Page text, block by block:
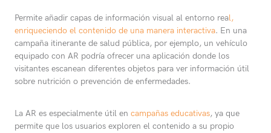
Permite añadir capas de información visual al entorno real,
enriqueciendo el contenido de una manera interactiva. En una
campaña itinerante de salud pública, por ejemplo, un vehículo
equipado con AR podría ofrecer una aplicación donde los
visitantes escanean diferentes objetos para ver información útil
sobre nutrición o prevención de enfermedades.
La AR es especialmente útil en campañas educativas, ya que
permite que los usuarios exploren el contenido a su propio